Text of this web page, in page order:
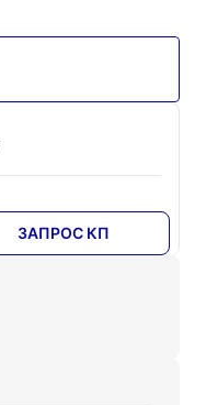
ЗАПРОС КП